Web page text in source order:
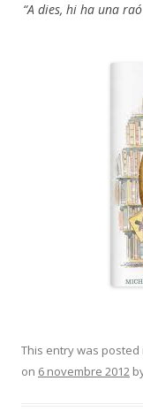
“A dies, hi ha una
This entry was posted
on 6 novembre 2012